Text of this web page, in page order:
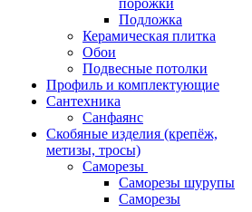
порожки
Подложка
Керамическая плитка
Обои
Подвесные потолки
Профиль и комплектующие
Сантехника
Санфаянс
Скобяные изделия (крепёж,
метизы, тросы)
Саморезы
Саморезы шурупы
Саморезы